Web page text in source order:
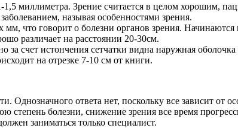
миллиметра. Зрение считается в целом хорошим,
называя особенностями зрения.
что говорит о болезни органов зрения. Начинаются
различает на расстоянии 20-30см.
счет истончения сетчатки видна наружная оболочка
на отрезке 7-10 см от книги.
ответа нет, поскольку все зависит от
болезни, снижение зрения все время
заниматься только специалист.